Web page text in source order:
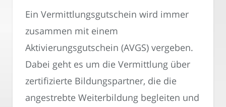
Ein Vermittlungsgutschein wird immer
zusammen mit einem
Aktivierungsgutschein (AVGS) vergeben.
Dabei geht es um die Vermittlung über
zertifizierte Bildungspartner, die die
angestrebte Weiterbildung begleiten und